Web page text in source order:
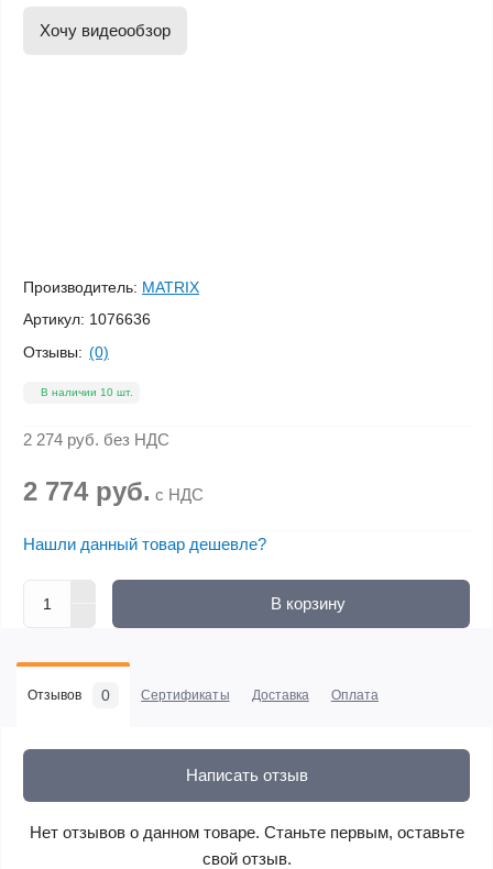
Хочу видеообзор
Производитель: MATRIX
Артикул: 1076636
Отзывы: (0)
В наличии 10 шт.
2 274 руб. без НДС
2 774 руб. с НДС
Нашли данный товар дешевле?
В корзину
Отзывов 0 Сертификаты Доставка Оплата
Написать отзыв
Нет отзывов о данном товаре. Станьте первым, оставьте
свой отзыв.